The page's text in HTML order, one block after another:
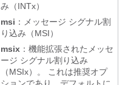
み（INTx）
msi ：メッセージ シグナル割
り込み（MSI）
msix ：機能拡張されたメッセ
ージ シグナル割り込み
（MSIx）。 これは推奨オプ